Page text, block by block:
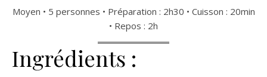
Moyen • 5 personnes • Préparation : 2h30 • Cuisson : 20min
• Repos : 2h
Ingrédients :